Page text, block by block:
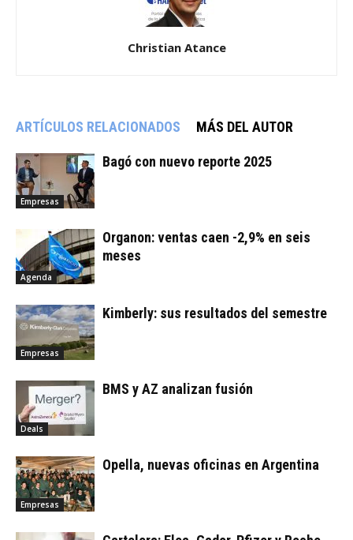
Christian Atance
ARTÍCULOS RELACIONADOS MÁS DEL AUTOR
Empresas
Bagó con nuevo reporte 2025
Agenda
Organon: ventas caen -2,9% en seis
meses
Empresas
Kimberly: sus resultados del semestre
Deals
BMS y AZ analizan fusión
Empresas
Opella, nuevas oficinas en Argentina